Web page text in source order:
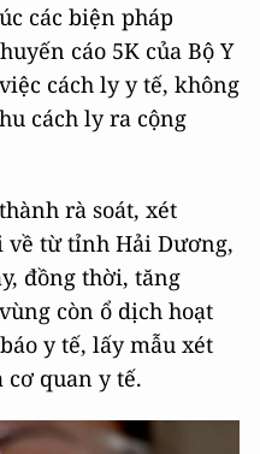
các biện pháp
cáo 5K của Bộ Y
cách ly y tế, không
cách ly ra cộng
rà soát, xét
từ tỉnh Hải Dương,
đồng thời, tăng
còn ổ dịch hoạt
y tế, lấy mẫu xét
quan y tế.